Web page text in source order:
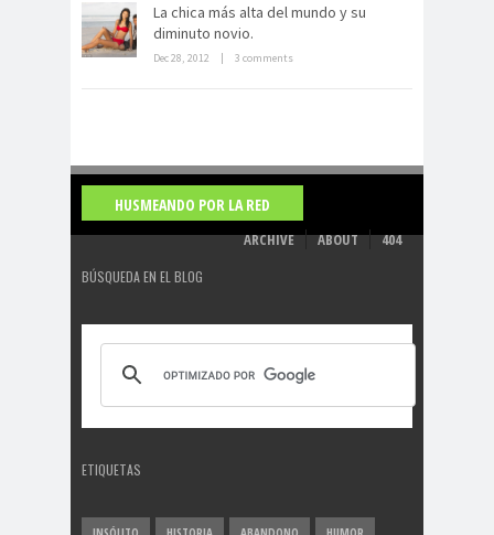
La derrota británica en Cartagena
de indias
La chica más alta del mundo y su
diminuto novio.
Dec 28, 2012 | 3 comments
HUSMEANDO POR LA RED
ARCHIVE ABOUT 404
BÚSQUEDA EN EL BLOG
ETIQUETAS